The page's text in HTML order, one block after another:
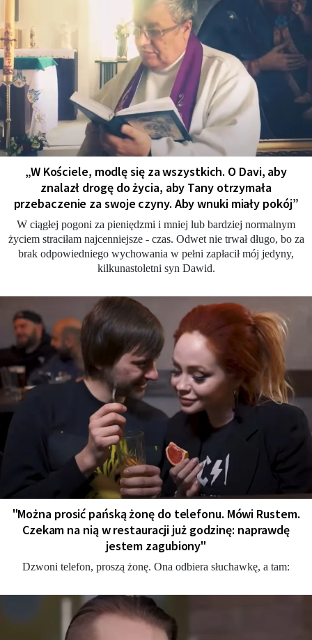
„W Kościele, modlę się za wszystkich. O Davi, aby
znalazł drogę do życia, aby Tany otrzymała
przebaczenie za swoje czyny. Aby wnuki miały pokój”
W ciągłej pogoni za pieniędzmi i mniej lub bardziej normalnym
życiem straciłam najcenniejsze - czas. Odwet nie trwał długo, bo za
brak odpowiedniego wychowania w pełni zapłacił mój jedyny,
kilkunastoletni syn Dawid.
"Można prosić pańską żonę do telefonu. Mówi Rustem.
Czekam na nią w restauracji już godzinę: naprawdę
jestem zagubiony"
Dzwoni telefon, proszą żonę. Ona odbiera słuchawkę, a tam: